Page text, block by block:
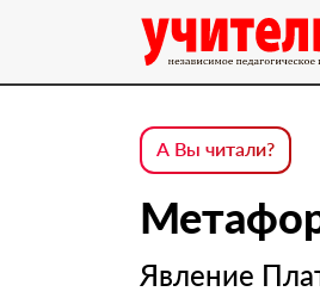
А Вы читали?
Явление